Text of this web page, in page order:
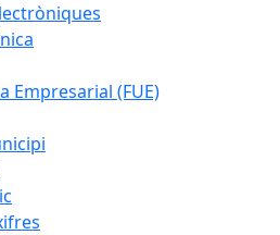
Empresarial (FUE)